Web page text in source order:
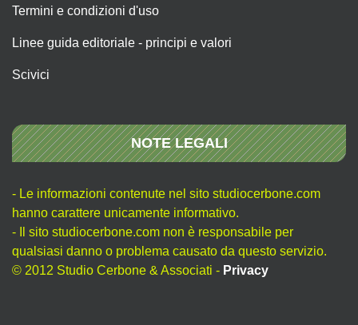
Termini e condizioni d'uso
Linee guida editoriale - principi e valori
Scivici
NOTE LEGALI
- Le informazioni contenute nel sito studiocerbone.com
hanno carattere unicamente informativo.
- Il sito studiocerbone.com non è responsabile per
qualsiasi danno o problema causato da questo servizio.
© 2012 Studio Cerbone & Associati - Privacy